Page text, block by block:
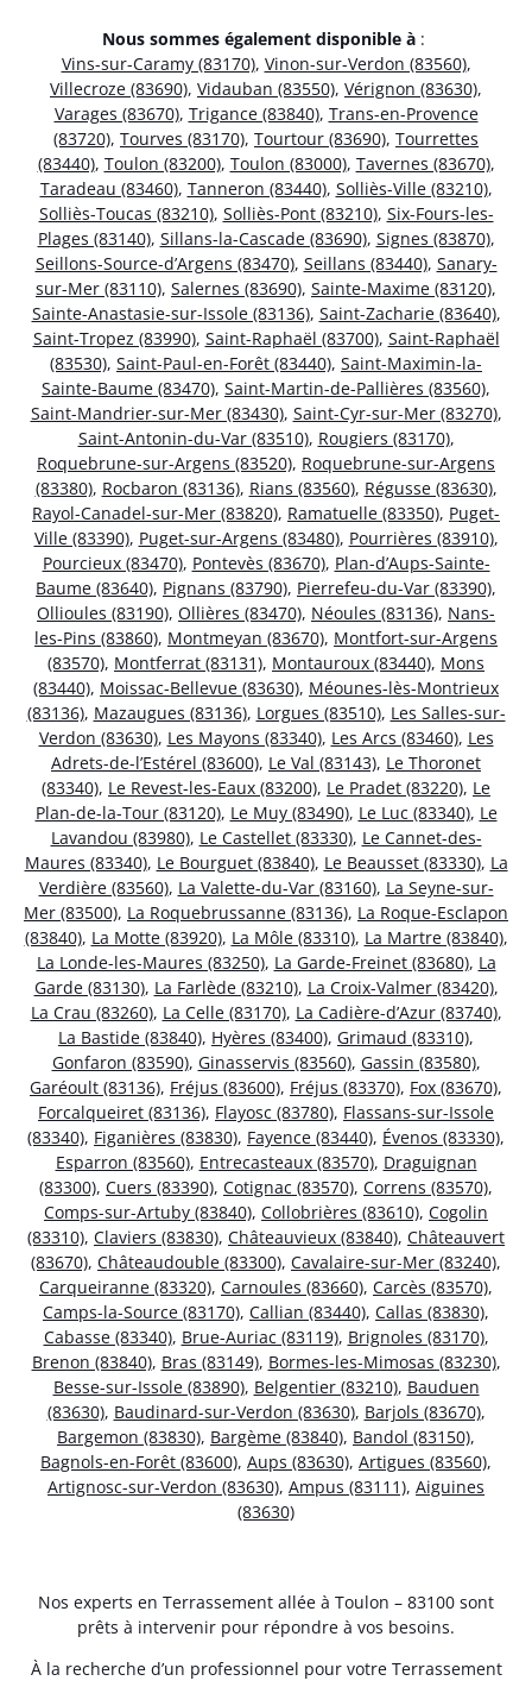
Nous sommes également disponible à :
Vins-sur-Caramy (83170), Vinon-sur-Verdon (83560),
Villecroze (83690), Vidauban (83550), Vérignon (83630),
Varages (83670), Trigance (83840), Trans-en-Provence
(83720), Tourves (83170), Tourtour (83690), Tourrettes
(83440), Toulon (83200), Toulon (83000), Tavernes (83670),
Taradeau (83460), Tanneron (83440), Solliès-Ville (83210),
Solliès-Toucas (83210), Solliès-Pont (83210), Six-Fours-les-
Plages (83140), Sillans-la-Cascade (83690), Signes (83870),
Seillons-Source-d’Argens (83470), Seillans (83440), Sanary-
sur-Mer (83110), Salernes (83690), Sainte-Maxime (83120),
Sainte-Anastasie-sur-Issole (83136), Saint-Zacharie (83640),
Saint-Tropez (83990), Saint-Raphaël (83700), Saint-Raphaël
(83530), Saint-Paul-en-Forêt (83440), Saint-Maximin-la-
Sainte-Baume (83470), Saint-Martin-de-Pallières (83560),
Saint-Mandrier-sur-Mer (83430), Saint-Cyr-sur-Mer (83270),
Saint-Antonin-du-Var (83510), Rougiers (83170),
Roquebrune-sur-Argens (83520), Roquebrune-sur-Argens
(83380), Rocbaron (83136), Rians (83560), Régusse (83630),
Rayol-Canadel-sur-Mer (83820), Ramatuelle (83350), Puget-
Ville (83390), Puget-sur-Argens (83480), Pourrières (83910),
Pourcieux (83470), Pontevès (83670), Plan-d’Aups-Sainte-
Baume (83640), Pignans (83790), Pierrefeu-du-Var (83390),
Ollioules (83190), Ollières (83470), Néoules (83136), Nans-
les-Pins (83860), Montmeyan (83670), Montfort-sur-Argens
(83570), Montferrat (83131), Montauroux (83440), Mons
(83440), Moissac-Bellevue (83630), Méounes-lès-Montrieux
(83136), Mazaugues (83136), Lorgues (83510), Les Salles-sur-
Verdon (83630), Les Mayons (83340), Les Arcs (83460), Les
Adrets-de-l’Estérel (83600), Le Val (83143), Le Thoronet
(83340), Le Revest-les-Eaux (83200), Le Pradet (83220), Le
Plan-de-la-Tour (83120), Le Muy (83490), Le Luc (83340), Le
Lavandou (83980), Le Castellet (83330), Le Cannet-des-
Maures (83340), Le Bourguet (83840), Le Beausset (83330), La
Verdière (83560), La Valette-du-Var (83160), La Seyne-sur-
Mer (83500), La Roquebrussanne (83136), La Roque-Esclapon
(83840), La Motte (83920), La Môle (83310), La Martre (83840),
La Londe-les-Maures (83250), La Garde-Freinet (83680), La
Garde (83130), La Farlède (83210), La Croix-Valmer (83420),
La Crau (83260), La Celle (83170), La Cadière-d’Azur (83740),
La Bastide (83840), Hyères (83400), Grimaud (83310),
Gonfaron (83590), Ginasservis (83560), Gassin (83580),
Garéoult (83136), Fréjus (83600), Fréjus (83370), Fox (83670),
Forcalqueiret (83136), Flayosc (83780), Flassans-sur-Issole
(83340), Figanières (83830), Fayence (83440), Évenos (83330),
Esparron (83560), Entrecasteaux (83570), Draguignan
(83300), Cuers (83390), Cotignac (83570), Correns (83570),
Comps-sur-Artuby (83840), Collobrières (83610), Cogolin
(83310), Claviers (83830), Châteauvieux (83840), Châteauvert
(83670), Châteaudouble (83300), Cavalaire-sur-Mer (83240),
Carqueiranne (83320), Carnoules (83660), Carcès (83570),
Camps-la-Source (83170), Callian (83440), Callas (83830),
Cabasse (83340), Brue-Auriac (83119), Brignoles (83170),
Brenon (83840), Bras (83149), Bormes-les-Mimosas (83230),
Besse-sur-Issole (83890), Belgentier (83210), Bauduen
(83630), Baudinard-sur-Verdon (83630), Barjols (83670),
Bargemon (83830), Bargème (83840), Bandol (83150),
Bagnols-en-Forêt (83600), Aups (83630), Artigues (83560),
Artignosc-sur-Verdon (83630), Ampus (83111), Aiguines
(83630)
Nos experts en Terrassement allée à Toulon – 83100 sont
prêts à intervenir pour répondre à vos besoins.
À la recherche d’un professionnel pour votre Terrassement